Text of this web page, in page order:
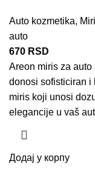
Auto kozmetika,
auto
670 RSD
Areon miris za auto
donosi sofisticiran i
miris koji unosi
elegancije u vaš
Додај у корпу